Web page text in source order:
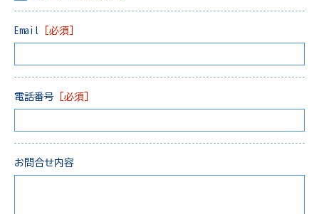
Email ［必須］
電話番号 ［必須］
お問合せ内容